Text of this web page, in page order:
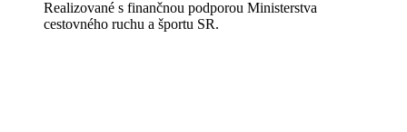
Realizované s finančnou podporou Ministerstva
cestovného ruchu a športu SR.